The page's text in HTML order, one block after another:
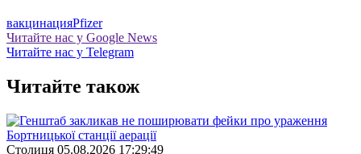
вакцинацияPfizer
Читайте нас у Google News
Читайте нас у Telegram
Читайте також
Столиця 05.08.2026 17:29:49